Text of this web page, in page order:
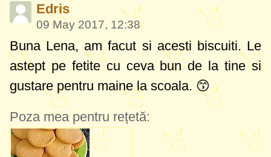
Edris
09 May 2017, 12:38
Buna Lena, am facut si acesti biscuiti. Le
astept pe fetite cu ceva bun de la tine si
gustare pentru maine la scoala. 😙
Poza mea pentru rețetă: